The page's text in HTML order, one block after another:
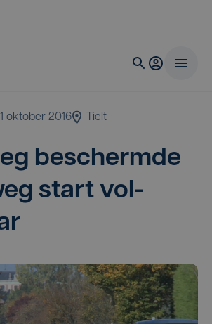
oktober 2016 Tielt
bescherm­de
start vol­